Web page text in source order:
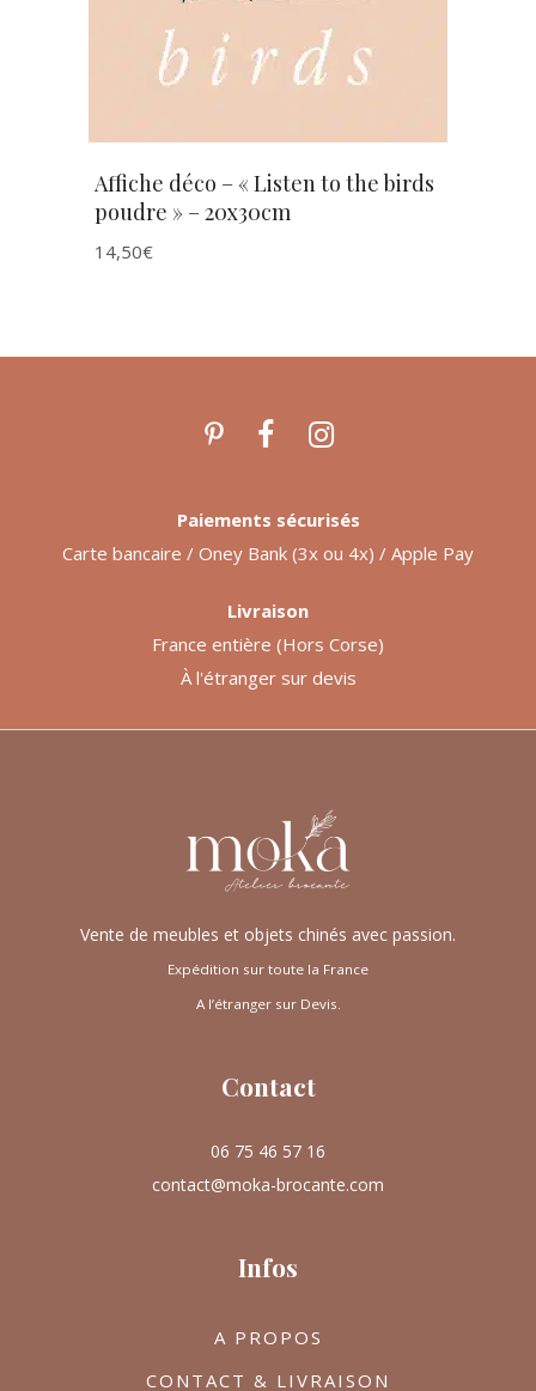
Affiche déco – « Listen to the birds
poudre » – 20x30cm
14,50€
Vente de meubles et objets chinés avec passion.
Expédition sur toute la France
A l’étranger sur Devis.
Contact
06 75 46 57 16
contact@moka-brocante.com
Infos
A PROPOS
CONTACT & LIVRAISON
Paiements sécurisés
Carte bancaire / Oney Bank (3x ou 4x) / Apple Pay
Livraison
France entière (Hors Corse)
À l'étranger sur devis